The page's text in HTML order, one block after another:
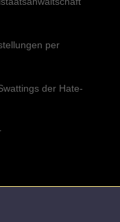
per
der Hate-